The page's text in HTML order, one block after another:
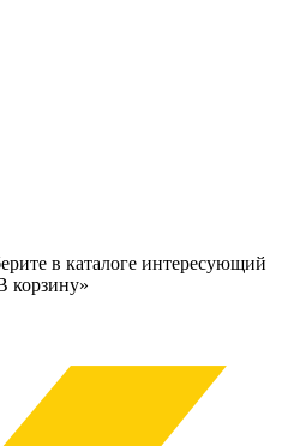
в каталоге интересующий
корзину»